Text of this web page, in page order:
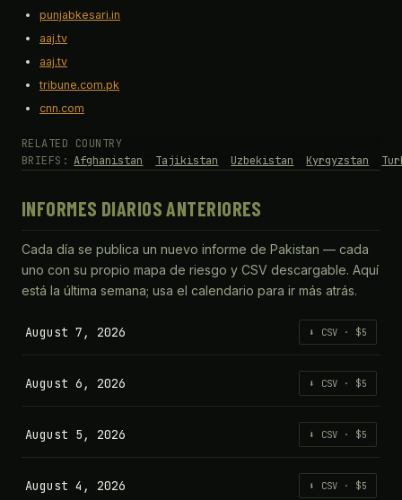
punjabkesari.in
aaj.tv
aaj.tv
tribune.com.pk
cnn.com
RELATED COUNTRY
BRIEFS: Afghanistan Tajikistan Uzbekistan Kyrgyzstan
INFORMES DIARIOS ANTERIORES
Cada día se publica un nuevo informe de Pakistan — cada
uno con su propio mapa de riesgo y CSV descargable. Aquí
está la última semana; usa el calendario para ir más atrás.
August 7, 2026 ⬇ CSV · $5
August 6, 2026 ⬇ CSV · $5
August 5, 2026 ⬇ CSV · $5
August 4, 2026 ⬇ CSV · $5